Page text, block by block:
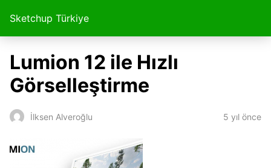
Sketchup Türkiye
Lumion 12 ile Hızlı
Görselleştirme
İlksen Alveroğlu 5 yıl önce